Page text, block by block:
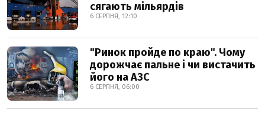
сягають мільярдів
6 СЕРПНЯ, 12:10
"Ринок пройде по краю". Чому
дорожчає пальне і чи вистачить
його на АЗС
6 СЕРПНЯ, 06:00